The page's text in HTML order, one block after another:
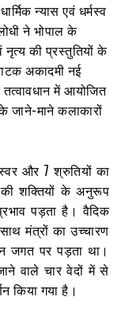
न्यास एवं धर्मस्व
ने भोपाल के
की प्रस्तुतियों के
अकादमी नई
में आयोजित
जाने-माने कलाकारों
और 7 श्रुतियों का
शक्तियों के अनुरूप
पड़ता है। वैदिक
मंत्रों का उच्चारण
जगत पर पड़ता था।
वाले चार वेदों में से
किया गया है।